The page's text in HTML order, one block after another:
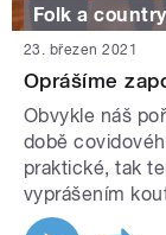
Folk a country
23. březen 2021
Oprášíme
Obvykle náš
době
praktické, tak
vyprášením